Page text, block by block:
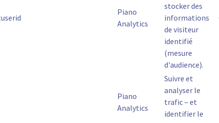
Piano
Analytics
stocker des
informations
de visiteur
identifié
(mesure
d'audience).
Piano
Analytics
Suivre et
analyser le
trafic – et
identifier le